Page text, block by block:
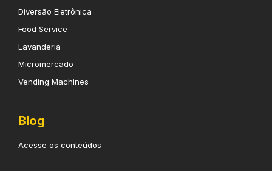
Diversão Eletrônica
Food Service
Lavanderia
Micromercado
Vending Machines
Blog
Acesse os conteúdos